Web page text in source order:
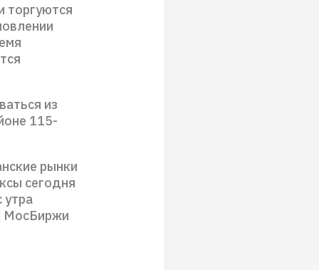
торгуются
из
115-
рынки
сегодня
утра
МосБиржи